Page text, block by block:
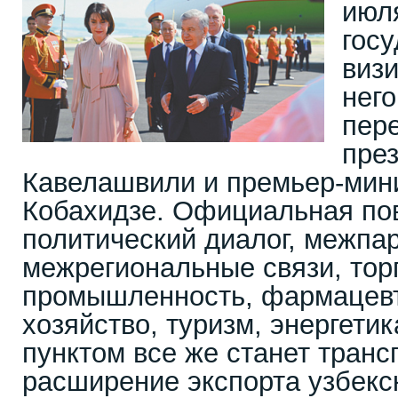
Кавелашвили и премьер-
Кобахидзе. Официальная
политический диалог,
межрегиональные связи,
промышленность,
хозяйство, туризм,
пунктом все же станет
расширение экспорта